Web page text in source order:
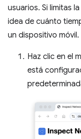
usuarios. Si limitas
idea de cuánto
un dispositivo móvil.
Haz clic en el
está